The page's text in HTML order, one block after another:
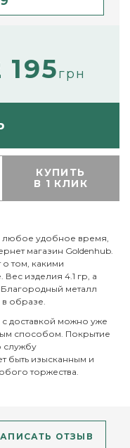
195грн
КУПИТЬ
В 1 КЛИК
любое удобное время,
магазин Goldenhub.
о том, какими
изделия 4.1 гр, а
Благородный металл
образе.
доставкой можно уже
способом. Покрытие
службу
быть изысканным и
торжества.
ОТЗЫВ